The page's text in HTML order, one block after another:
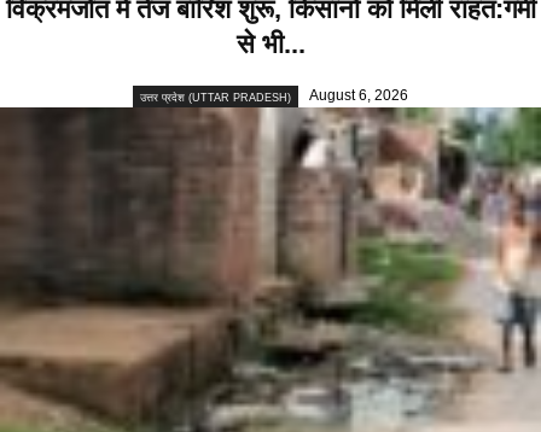
विक्रमजोत में तेज बारिश शुरू, किसानों को मिली राहत:गर्मी
से भी...
उत्तर प्रदेश (UTTAR PRADESH) August 6, 2026